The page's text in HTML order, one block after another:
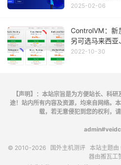
2025-02-06
ControlVM：新
另可选马来西
2022-10-30
【声明】：本站宗旨是为方便站长、科
途！站内所有内容及资源，均来自网络。
载，若无意侵犯到您的权利，
© 2010-2026 国外主机测评本站主题由
器由搬瓦工